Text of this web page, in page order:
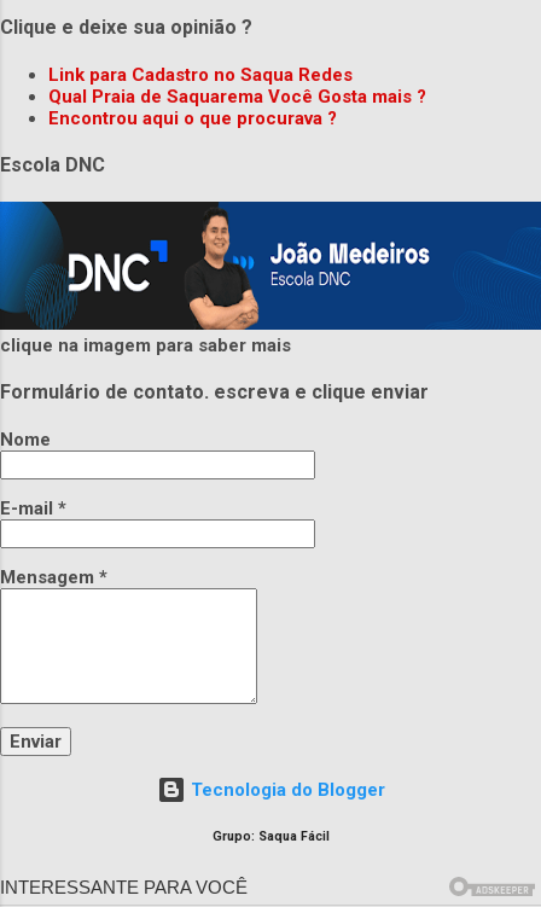
Clique e deixe sua opinião ?
Link para Cadastro no Saqua Redes
Qual Praia de Saquarema Você Gosta mais ?
Encontrou aqui o que procurava ?
Escola DNC
clique na imagem para saber mais
Formulário de contato. escreva e clique enviar
Nome
E-mail *
Mensagem *
Tecnologia do Blogger
Grupo: Saqua Fácil